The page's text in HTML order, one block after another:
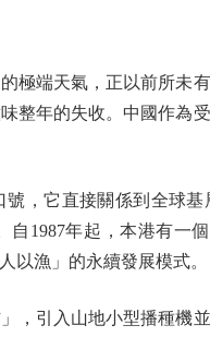
端天氣，正以前所未有
整年的失收。中國作為
它直接關係到全球基
1987年起，本港有一
以漁」的永續發展模式。
引入山地小型播種機